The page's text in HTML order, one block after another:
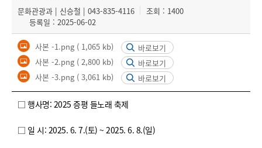
문화관광과 | 신승철 | 043-835-4116
조회 : 1400
등록일 : 2025-06-02
사본 -1.png ( 1,065 kb)
바로보기
사본 -2.png ( 2,800 kb)
바로보기
사본 -3.png ( 3,061 kb) 바로보기
□ 행사명: 2025 증평 들노래 축제
□ 일 시: 2025. 6. 7.(토) ~ 2025. 6. 8.(일)